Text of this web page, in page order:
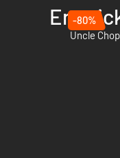
-80%
Uncle